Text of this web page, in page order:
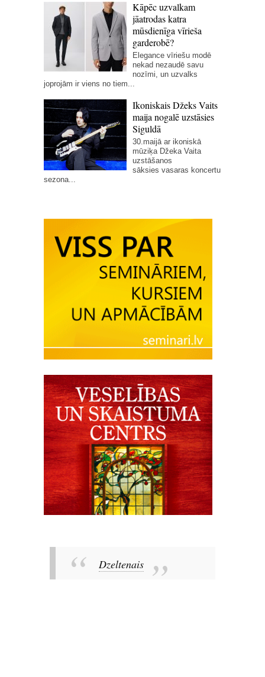
Kāpēc uzvalkam
jāatrodas katra
mūsdienīga vīrieša
garderobē?
Elegance vīriešu modē
nekad nezaudē savu
nozīmi, un uzvalks
joprojām ir viens no tiem...
Ikoniskais Džeks Vaits
maija nogalē uzstāsies
Siguldā
30.maijā ar ikoniskā
mūziķa Džeka Vaita
uzstāšanos
sāksies vasaras koncertu
sezona...
Dzeltenais